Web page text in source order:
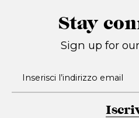
Stay
Sign up for